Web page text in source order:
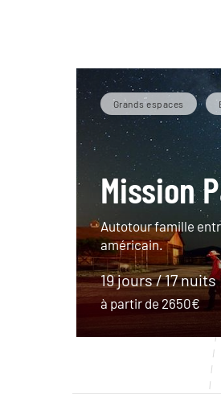
Grands espaces
Mission
Autotour famille
américain.
19 jours / 17 nuits
à partir de 2650€